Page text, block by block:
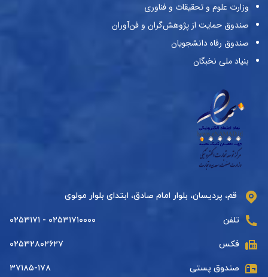
وزارت علوم و تحقیقات و فناوری
صندوق حمایت از پژوهش‌گران و فن‌آوران
صندوق رفاه دانشجویان
بنیاد ملی نخبگان
قم، پردیسان، بلوار امام صادق، ابتدای بلوار مولوی
تلفن ۰۲۵۳۱۷۱۰۰۰۰ - ۰۲۵۳۱۷۱
فکس ۰۲۵۳۲۸۰۲۶۲۷
صندوق پستی ۳۷۱۸۵-۱۷۸